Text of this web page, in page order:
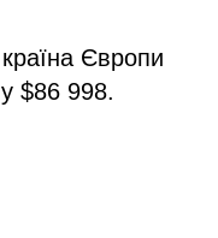
Європи
$86 998.